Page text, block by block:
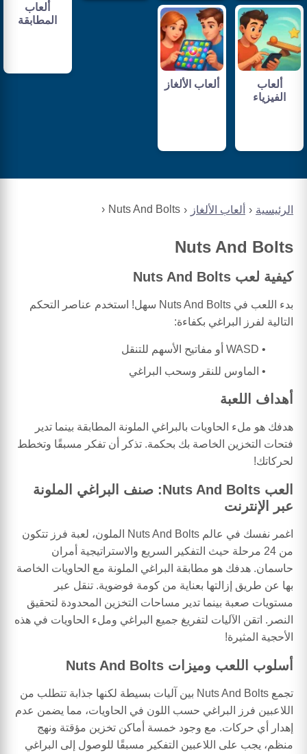
الرئيسية ألعاب الألغاز Nuts And Bolts
Nuts And Bolts
كيفية لعب Nuts And Bolts
بدء اللعب في Nuts And Bolts سهل! استخدم عناصر التحكم
التالية لفرز البراغي بكفاءة:
WASD أو مفاتيح الأسهم للتنقل
الماوس للنقر وسحب البراغي
أهداف اللعبة
هدفك هو ملء الحاويات بالبراغي الملونة المطابقة بينما تدير
فتحات التخزين الخاصة بك بحكمة. تذكر أن تفكر مسبقًا وتخطط
لحركاتك!
العب Nuts And Bolts: صنف البراغي الملونة
عبر الإنترنت
اغمر نفسك في عالم Nuts And Bolts الملون، لعبة فرز تتكون
من 24 مرحلة حيث التفكير السريع والاستراتيجية أمران
حاسمان. هدفك هو مطابقة البراغي الملونة مع الحاويات الخاصة
بها عن طريق إزالتها بعناية من كومة فوضوية. تنقل عبر
مستويات صعبة بينما تدير مساحات التخزين المحدودة لتحقيق
النصر. اتقن الآليات لتفريغ جميع البراغي وملء الحاويات في هذه
الأحجية المثيرة!
أسلوب اللعب وميزات Nuts And Bolts
تجمع Nuts And Bolts بين آليات بسيطة لكنها جذابة تتطلب من
اللاعبين فرز البراغي حسب اللون في الحاويات، مما يضمن عدم
إهدار أي حركات. مع وجود خمسة أماكن تخزين مؤقتة ونهج
منظم، يجب على اللاعبين التفكير مسبقًا للوصول إلى البراغي
ألعاب
المطابقة
ألعاب
الفيزياء
ألعاب الألغاز